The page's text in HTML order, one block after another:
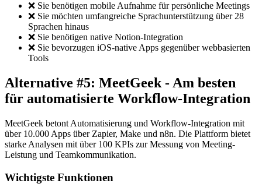
❌ Sie benötigen mobile Aufnahme für persönliche Meetings
❌ Sie möchten umfangreiche Sprachunterstützung über 28
Sprachen hinaus
❌ Sie benötigen native Notion-Integration
❌ Sie bevorzugen iOS-native Apps gegenüber webbasierten
Tools
Alternative #5: MeetGeek - Am besten
für automatisierte Workflow-Integration
MeetGeek betont Automatisierung und Workflow-Integration mit
über 10.000 Apps über Zapier, Make und n8n. Die Plattform bietet
starke Analysen mit über 100 KPIs zur Messung von Meeting-
Leistung und Teamkommunikation.
Wichtigste Funktionen